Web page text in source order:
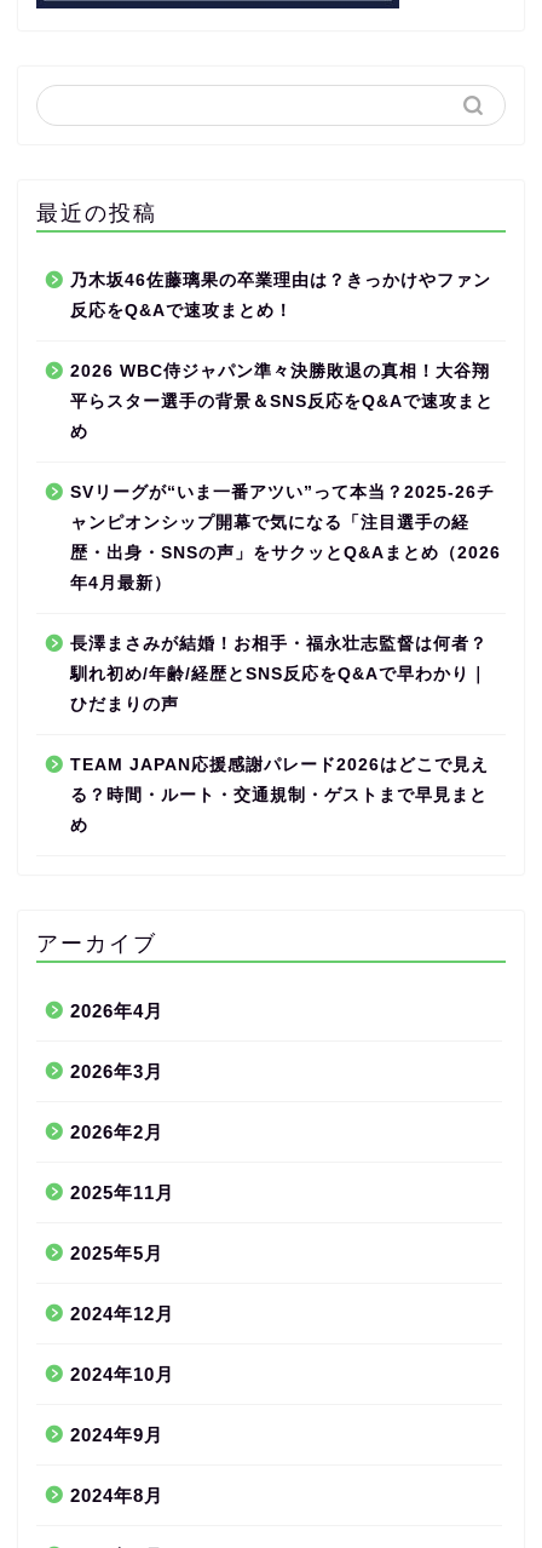
最近の投稿
乃木坂46佐藤璃果の卒業理由は？きっかけやファン
反応をQ&Aで速攻まとめ！
2026 WBC侍ジャパン準々決勝敗退の真相！大谷翔
平らスター選手の背景＆SNS反応をQ&Aで速攻まと
め
SVリーグが“いま一番アツい”って本当？2025-26チ
ャンピオンシップ開幕で気になる「注目選手の経
歴・出身・SNSの声」をサクッとQ&Aまとめ（2026
年4月最新）
長澤まさみが結婚！お相手・福永壮志監督は何者？
馴れ初め/年齢/経歴とSNS反応をQ&Aで早わかり｜
ひだまりの声
TEAM JAPAN応援感謝パレード2026はどこで見え
る？時間・ルート・交通規制・ゲストまで早見まと
め
アーカイブ
2026年4月
2026年3月
2026年2月
2025年11月
2025年5月
2024年12月
2024年10月
2024年9月
2024年8月